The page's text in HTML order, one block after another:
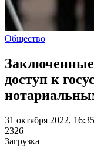
Общество
Заключенные
доступ к
31 октября 2022, 16:35
2326
Загрузка